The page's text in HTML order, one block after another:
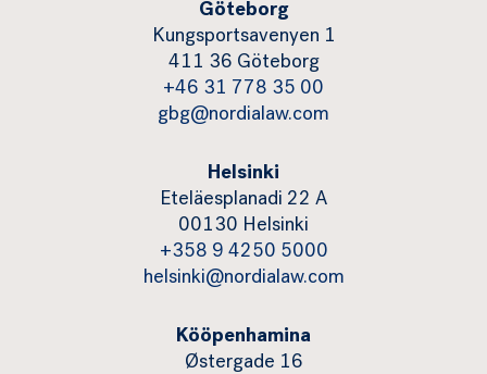
Göteborg
Kungsportsavenyen 1
411 36 Göteborg
+46 31 778 35 00
gbg@nordialaw.com
Helsinki
Eteläesplanadi 22 A
00130 Helsinki
+358 9 4250 5000
helsinki@nordialaw.com
Kööpenhamina
Østergade 16